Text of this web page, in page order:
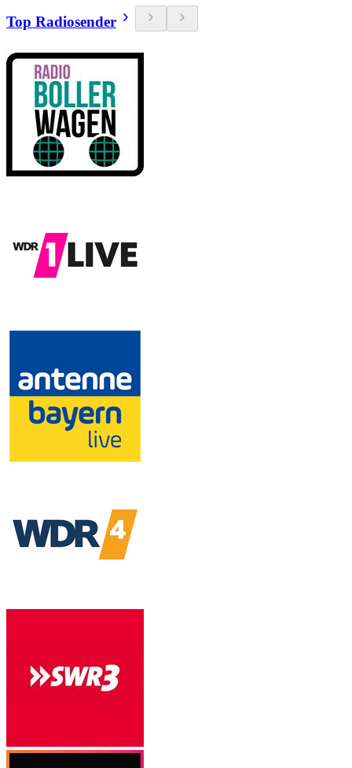
Top Radiosender